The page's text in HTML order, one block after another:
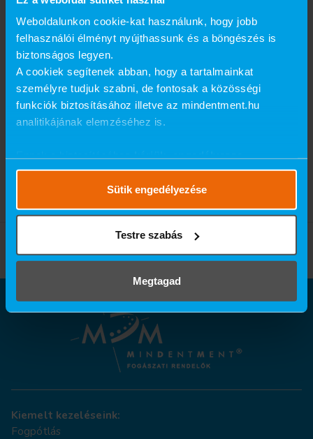
Weboldalunkon cookie-kat használunk, hogy jobb
felhasználói élményt nyújthassunk és a böngészés is
biztonságos legyen.
A cookiek segítenek abban, hogy a tartalmainkat
személyre tudjuk szabni, de fontosak a közösségi
funkciók biztosításához illetve az mindentment.hu
analitikájának elemzéséhez is.
számunkra a mérések használatát. Részletes cookie
Sütik engedélyezése
Testre szabás
Megtagad
Kiemelt kezeléseink:
Fogpótlás